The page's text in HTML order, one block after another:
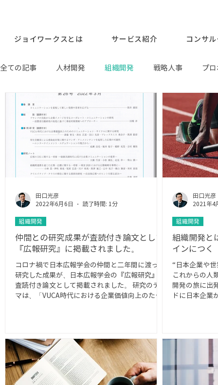
ジョイワークスとは サービス紹介 コンサ
全ての記事 人材開発 組織開発 戦略人事 プ
お知らせ
仲間との研究成果が査読付き論文として
『広報研究』に掲載されました。
コロナ禍で日本広報学会の仲間と二年間に渡って
研究した成果が、日本広報学会の『広報研究』に
査読付き論文として掲載されました。 研究のテー
マは、「VUCA時代における企業価値向上のため
組織開発
田口光彦
2022年6月6日
読了時間: 1分
組織開発と
インにつく
“日本企業や
これからの人
開発の旅に出
ドに日本企業
組織開発
田口光彦
2021年4